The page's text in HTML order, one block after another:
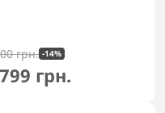
грн. -14%
грн.